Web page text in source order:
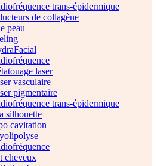
trans-épidermique
de collagène
peau
laser
vasculaire
pigmentaire
trans-épidermique
silhouette
cavitation
cheveux